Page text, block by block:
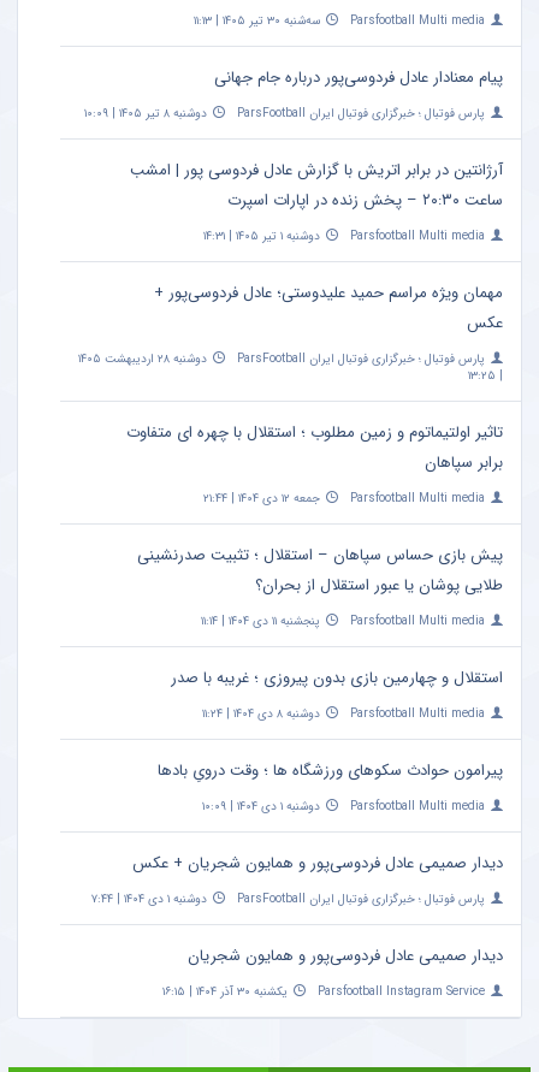
Parsfootball Multi media سه‌شنبه ۳۰ تیر ۱۴۰۵ | ۱۱:۱۳
پیام معنادار عادل فردوسی‌پور درباره جام جهانی
پارس فوتبال ؛ خبرگزاری فوتبال ایران ParsFootball دوشنبه ۸ تیر ۱۴۰۵ | ۱۰:۰۹
آرژانتین در برابر اتریش با گزارش عادل فردوسی پور | امشب
ساعت ۲۰:۳۰ – پخش زنده در اپارات اسپرت
Parsfootball Multi media دوشنبه ۱ تیر ۱۴۰۵ | ۱۴:۳۱
مهمان ویژه مراسم حمید علیدوستی؛ عادل فردوسی‌پور +
عکس
پارس فوتبال ؛ خبرگزاری فوتبال ایران ParsFootball
دوشنبه ۲۸ اردیبهشت ۱۴۰۵
| ۱۳:۲۵
تاثیر اولتیماتوم و زمین مطلوب ؛ استقلال با چهره ای متفاوت
برابر سپاهان
Parsfootball Multi media جمعه ۱۲ دی ۱۴۰۴ | ۲۱:۴۴
پیش بازی حساس سپاهان – استقلال ؛ تثبیت صدرنشینی
طلایی پوشان یا عبور استقلال از بحران؟
Parsfootball Multi media پنجشنبه ۱۱ دی ۱۴۰۴ | ۱۱:۱۴
استقلال و چهارمین بازی بدون پیروزی ؛ غریبه با صدر
Parsfootball Multi media دوشنبه ۸ دی ۱۴۰۴ | ۱۱:۲۴
پیرامون حوادث سکوهای ورزشگاه ها ؛ وقت درویِ بادها
Parsfootball Multi media دوشنبه ۱ دی ۱۴۰۴ | ۱۰:۰۹
دیدار صمیمی عادل فردوسی‌پور و همایون شجریان + عکس
پارس فوتبال ؛ خبرگزاری فوتبال ایران ParsFootball دوشنبه ۱ دی ۱۴۰۴ | ۷:۴۴
دیدار صمیمی عادل فردوسی‌پور و همایون شجریان
Parsfootball Instagram Service یکشنبه ۳۰ آذر ۱۴۰۴ | ۱۶:۱۵